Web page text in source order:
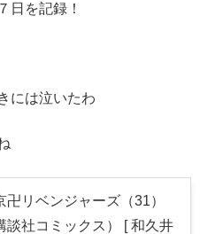
日を記録！
には泣いたわ
卍リベンジャーズ（31）
談社コミックス） [ 和久井